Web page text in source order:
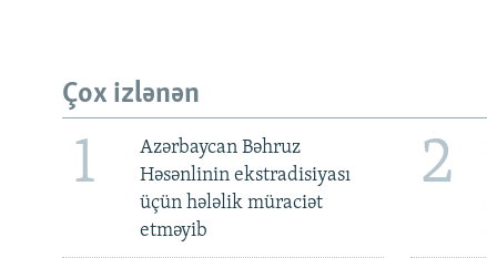
Çox izlənən
1
Azərbaycan Bəhruz
Həsənlinin ekstradisiyası
üçün hələlik müraciət
etməyib
2